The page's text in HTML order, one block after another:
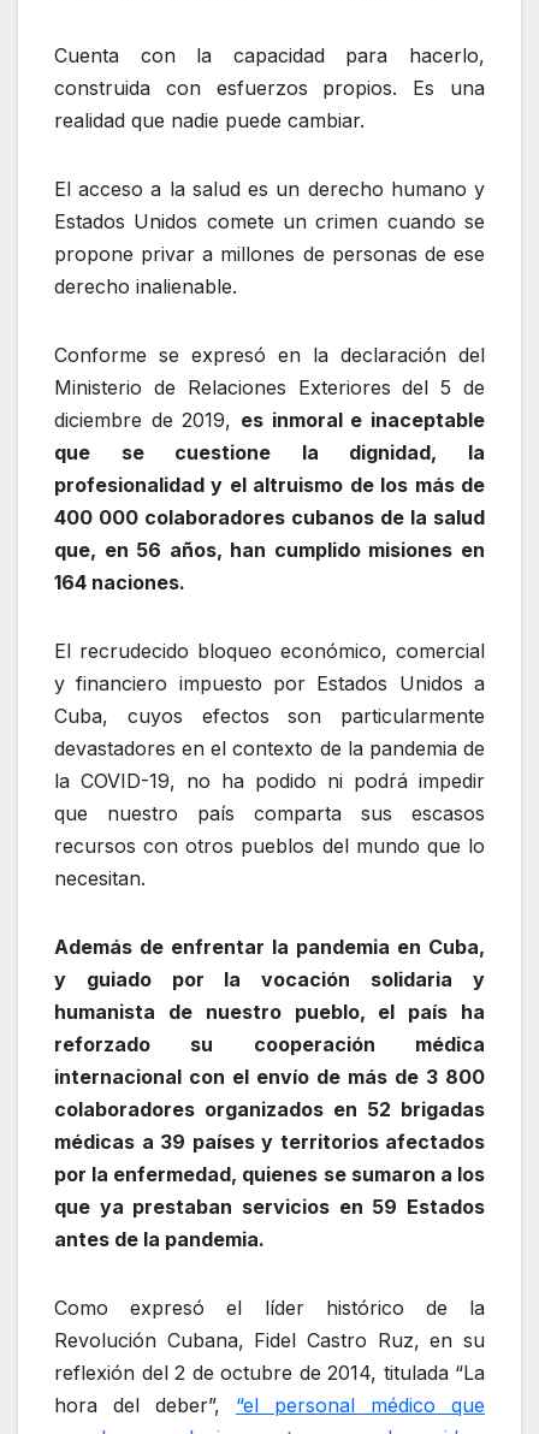
Cuenta con la capacidad para hacerlo,
construida con esfuerzos propios. Es una
realidad que nadie puede cambiar.
El acceso a la salud es un derecho humano y
Estados Unidos comete un crimen cuando se
propone privar a millones de personas de ese
derecho inalienable.
Conforme se expresó en la declaración del
Ministerio de Relaciones Exteriores del 5 de
diciembre de 2019, es inmoral e inaceptable
que se cuestione la dignidad, la
profesionalidad y el altruismo de los más de
400 000 colaboradores cubanos de la salud
que, en 56 años, han cumplido misiones en
164 naciones.
El recrudecido bloqueo económico, comercial
y financiero impuesto por Estados Unidos a
Cuba, cuyos efectos son particularmente
devastadores en el contexto de la pandemia de
la COVID-19, no ha podido ni podrá impedir
que nuestro país comparta sus escasos
recursos con otros pueblos del mundo que lo
necesitan.
Además de enfrentar la pandemia en Cuba,
y guiado por la vocación solidaria y
humanista de nuestro pueblo, el país ha
reforzado su cooperación médica
internacional con el envío de más de 3 800
colaboradores organizados en 52 brigadas
médicas a 39 países y territorios afectados
por la enfermedad, quienes se sumaron a los
que ya prestaban servicios en 59 Estados
antes de la pandemia.
Como expresó el líder histórico de la
Revolución Cubana, Fidel Castro Ruz, en su
reflexión del 2 de octubre de 2014, titulada “La
hora del deber”, “el personal médico que